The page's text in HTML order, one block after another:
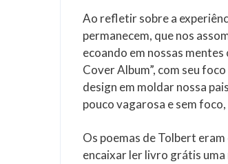
Ao refletir sobre a
permanecem, que nos
ecoando em nossas
Cover Album”, com seu
design em moldar nossa
pouco vagarosa e sem
Os poemas de Tolbert
encaixar ler livro grátis